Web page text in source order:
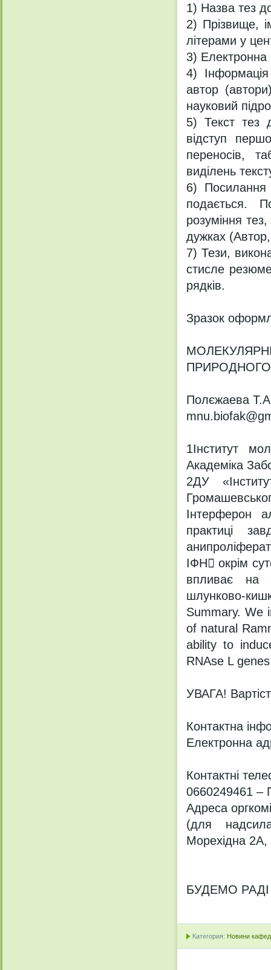
1) Назва тез
2) Прізвище,
літерами у
3)
4)
автор
науковий
5) Текст тез
відступ
переносів,
виділень
6) Посилання
подається.
розуміння
дужках (Автор,
7) Тези,
стисле
рядків.
Зразок
Полєжаева
1Інститут
Академіка
2ДУ
Інтерферон
практиці
ІФН окрім
впливає на
шлунково-
Summary. We
of natural
ability to
RNAse L
УВАГА!
Контактна
Електронна
Контактні
0660249461 –
Адреса
(для
Морехідна 2А,
БУДЕМО
Категория: Новини